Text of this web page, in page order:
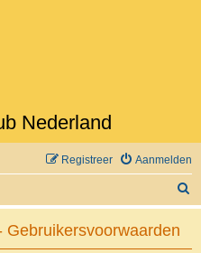
Nederland
Aanmelden
Registreer
o
Gebruikersvoorwaarden